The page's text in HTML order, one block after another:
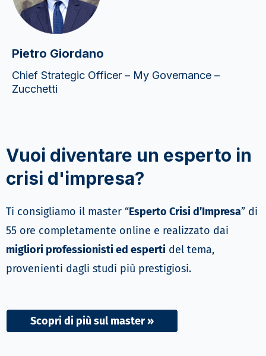
Pietro Giordano
Chief Strategic Officer – My Governance –
Zucchetti
Vuoi diventare un esperto in
crisi d'impresa?
Ti consigliamo il master “Esperto Crisi d’Impresa” di
55 ore completamente online e realizzato dai
migliori professionisti ed esperti del tema,
provenienti dagli studi più prestigiosi.
Scopri di più sul master »